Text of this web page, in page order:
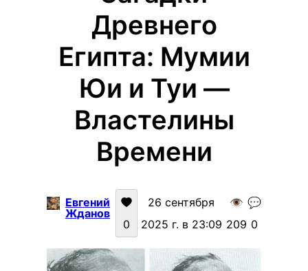
Древнего
Египта: Мумии
Юи и Туи —
Властелины
Времени
Евгений
Жданов
0
26 сентября
2025 г. в 23:09
👁️
209
💬
0